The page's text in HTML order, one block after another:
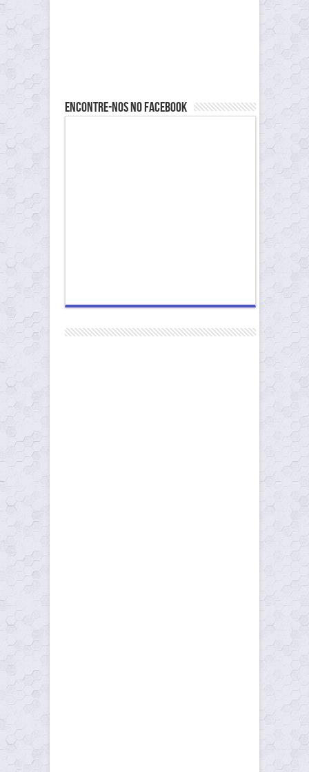
Encontre-nos no Facebook